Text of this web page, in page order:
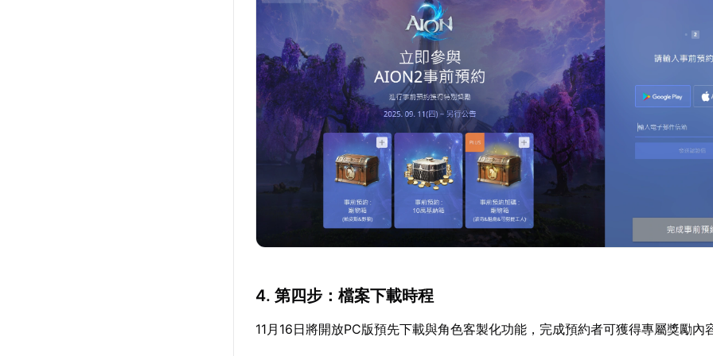
4. 第四步：檔案下載時程
11月16日將開放PC版預先下載與角色客製化功能，完成預約者可獲得專屬獎勵內